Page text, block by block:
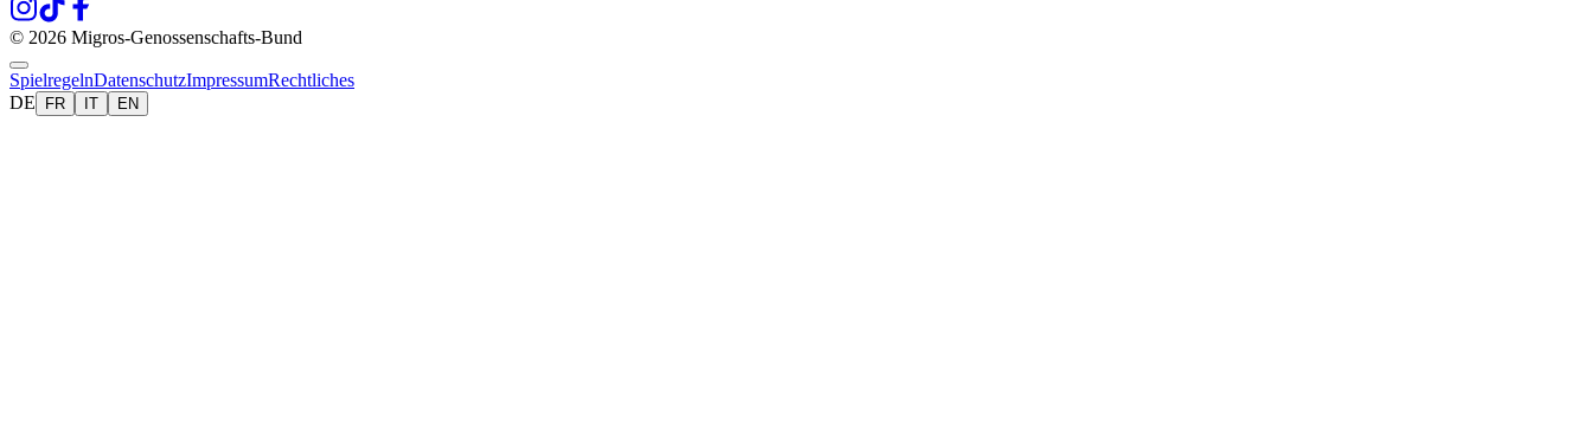
© 2026 Migros-Genossenschafts-Bund
SpielregelnDatenschutzImpressumRechtliches
DE
FR IT EN